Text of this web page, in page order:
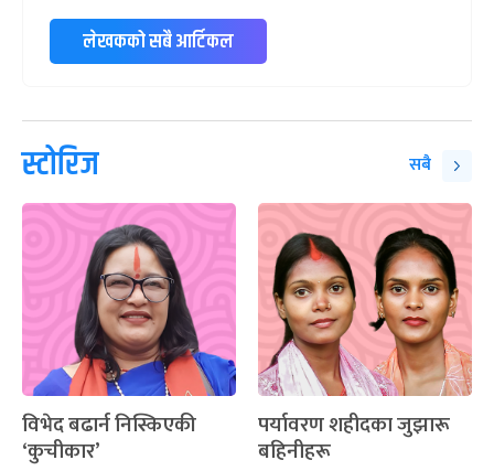
लेखकको सबै आर्टिकल
स्टोरिज सबै
विभेद बढार्न निस्किएकी
‘कुचीकार’
पर्यावरण शहीदका जुझारू
बहिनीहरू